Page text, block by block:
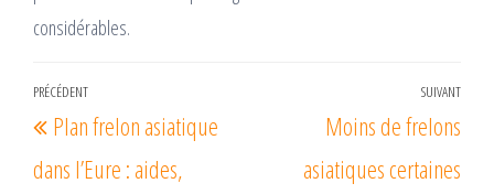
considérables.
Navigation
de
l’article
Article
précédent
PRÉCÉDENT
Plan frelon asiatique
dans l’Eure : aides,
SUIVANT
Moins de frelons
asiatiques certaines